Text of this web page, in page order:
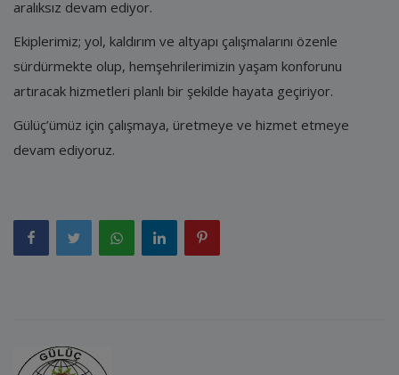
aralıksız devam ediyor.
Ekiplerimiz; yol, kaldırım ve altyapı çalışmalarını özenle
sürdürmekte olup, hemşehrilerimizin yaşam konforunu
artıracak hizmetleri planlı bir şekilde hayata geçiriyor.
Gülüç’ümüz için çalışmaya, üretmeye ve hizmet etmeye
devam ediyoruz.